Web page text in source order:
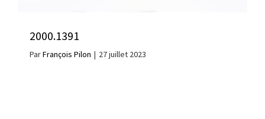
2000.1391
ParFrançois Pilon | 27 juillet 2023